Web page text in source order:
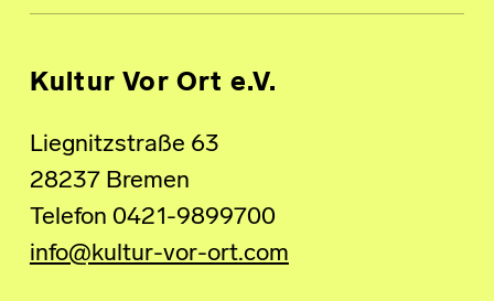
Kultur Vor Ort e.V.
Liegnitzstraße 63
28237 Bremen
Telefon 0421-9899700
info@kultur-vor-ort.com